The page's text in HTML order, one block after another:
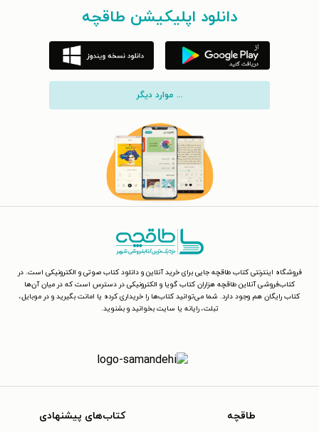
دانلود اپلیکیشن طاقچه
... موارد دیگر
فروشگاه اینترنتی کتاب طاقچه جایی برای خرید آنلاین و دانلود کتاب صوتی و الکترونیکی است. در
کتاب‌فروشی آنلاین طاقچه هزاران کتاب گویا و الکترونیکی در دسترس است که در میان آن‌ها
کتاب رایگان هم وجود دارد. شما می‌توانید کتاب‌ها را خریداری کرده یا امانت بگیرید و در موبایل،
تبلت، رایانه یا سایت بخوانید و بشنوید.
طاقچه کتاب‌های پیشنهادی